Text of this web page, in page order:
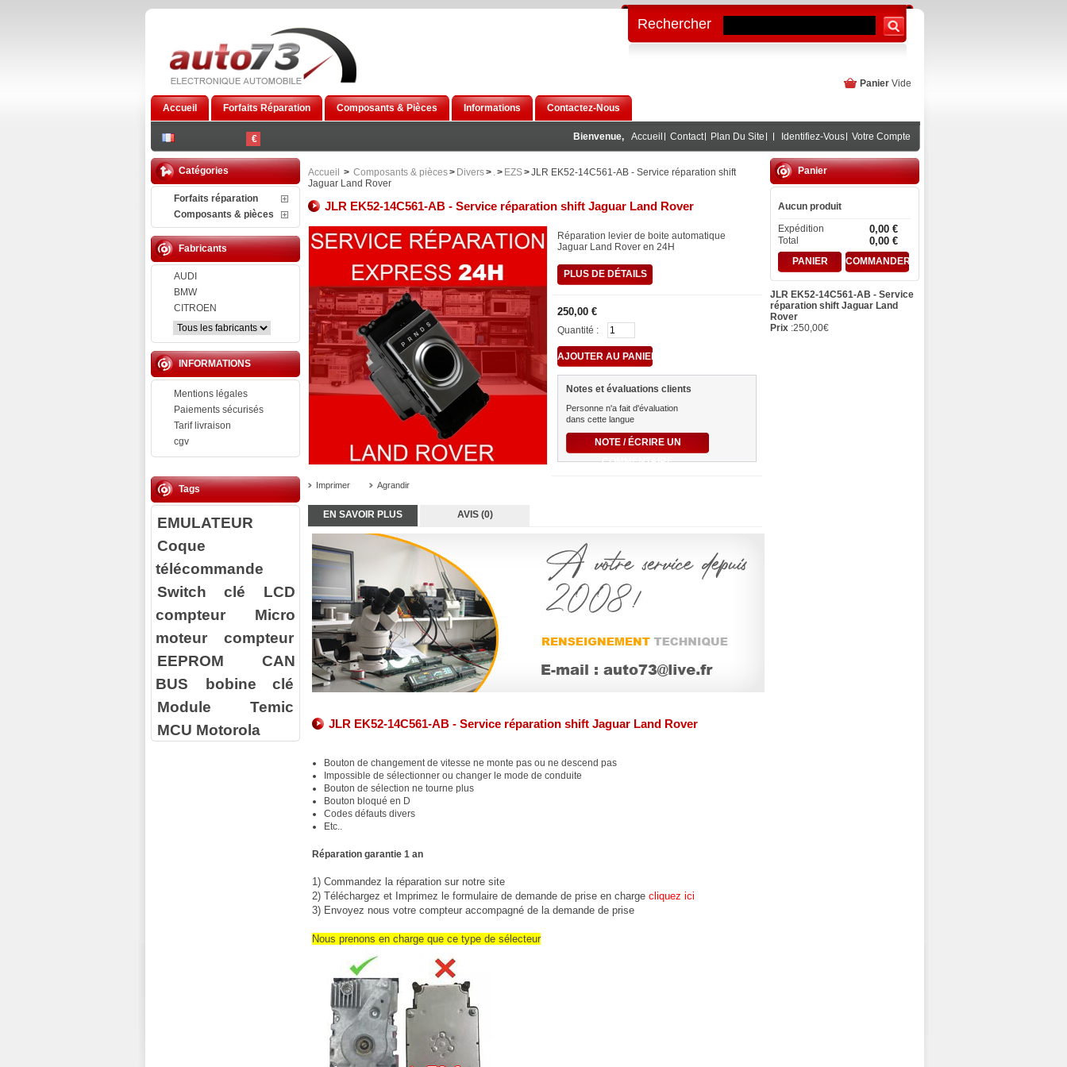
€
Accueil Forfaits Réparation Composants & Pièces Informations Contactez-Nous
Panier Vide
Bienvenue, Accueil Contact Plan Du Site Identifiez-Vous Votre Compte
Rechercher
Catégories
Forfaits réparation
Composants & pièces
Fabricants
AUDI
BMW
CITROEN
INFORMATIONS
Mentions légales
Paiements sécurisés
Tarif livraison
cgv
Tags
EMULATEUR
Coque
télécommande
Switch clé
LCD
compteur
Micro
moteur compteur
EEPROM
CAN
BUS
bobine clé
Module Temic
MCU Motorola
Accueil > Composants & pièces> Divers> .> EZS>JLR EK52-14C561-AB - Service réparation shift
Jaguar Land Rover
JLR EK52-14C561-AB - Service réparation shift Jaguar Land Rover
Imprimer Agrandir
Réparation levier de boite automatique
Jaguar Land Rover en 24H
PLUS DE DÉTAILS
250,00 €
Quantité :
Notes et évaluations clients
Personne n'a fait d'évaluation
dans cette langue
NOTE / ÉCRIRE UN
COMMENTAIRE
EN SAVOIR PLUS AVIS (0)
JLR EK52-14C561-AB - Service réparation shift Jaguar Land Rover
Bouton de changement de vitesse ne monte pas ou ne descend pas
Impossible de sélectionner ou changer le mode de conduite
Bouton de sélection ne tourne plus
Bouton bloqué en D
Codes défauts divers
Etc..
Réparation garantie 1 an
1) Commandez la réparation sur notre site
2) Téléchargez et Imprimez le formulaire de demande de prise en charge cliquez ici
3) Envoyez nous votre compteur accompagné de la demande de prise
Nous prenons en charge que ce type de sélecteur
Panier
Aucun produit
Expédition
0,00 €
Total 0,00 €
PANIER COMMANDER
JLR EK52-14C561-AB - Service
réparation shift Jaguar Land
Rover
Prix :250,00€